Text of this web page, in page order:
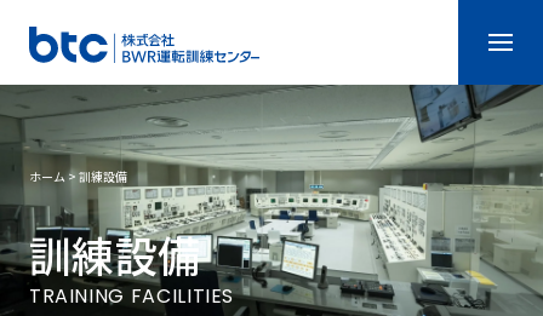
ホーム> 訓練設備
訓練設備
TRAINING FACILITIES